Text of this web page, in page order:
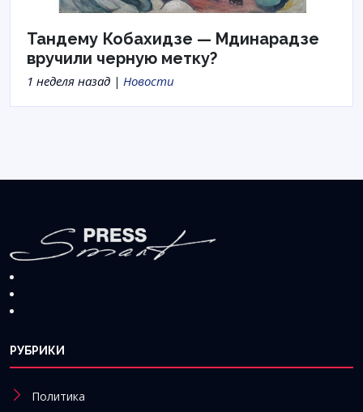
Тандему Кобахидзе — Мдинарадзе
вручили черную метку?
1 неделя назад | Новости
РУБРИКИ
Политика